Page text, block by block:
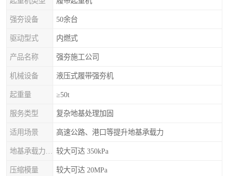
强夯设备 50余台
驱动型式 内燃式
产品名称 强夯施工公司
机械设备 液压式履带强夯机
起重量 ≥50t
服务类型 复杂地基处理加固
适用场景 高速公路、港口等提升地基承载力
较大可达 350kPa
压缩模量 较大可达 20MPa